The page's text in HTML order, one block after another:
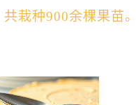
共栽种900余棵果苗。